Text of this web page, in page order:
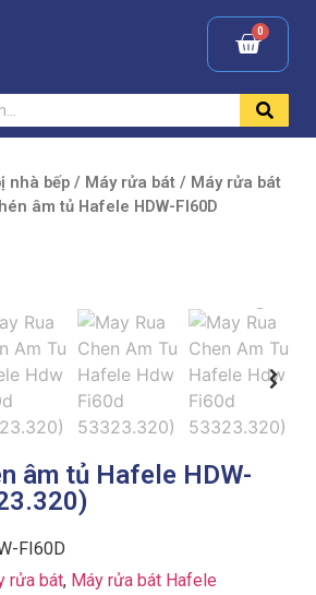
nhà bếp / Máy rửa bát / Máy rửa bát
âm tủ Hafele HDW-FI60D
âm tủ Hafele HDW-
FI60D
rửa bát, Máy rửa bát Hafele